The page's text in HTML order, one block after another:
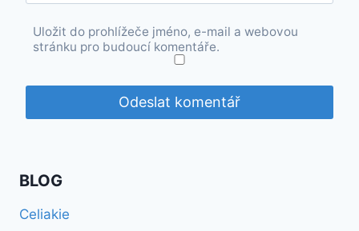
Uložit do prohlížeče jméno, e-mail a webovou
stránku pro budoucí komentáře.
BLOG
Celiakie